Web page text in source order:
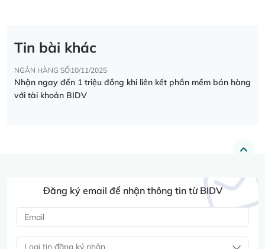
Tin bài khác
NGÂN HÀNG SỐ10/11/2025
Nhận ngay đến 1 triệu đồng khi liên kết phần mềm bán hàng
với tài khoản BIDV
Đăng ký email để nhận thông tin từ BIDV
Loại tin đăng ký nhận